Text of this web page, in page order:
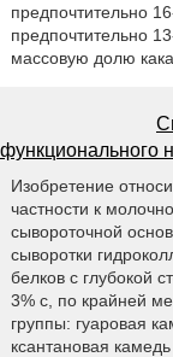
предпочтительно
предпочтительно
массовую долю
функционального
Изобретение
частности к
сывороточной
сыворотки
белков с глубокой
3% с, по крайней
группы: гуаровая
ксантановая